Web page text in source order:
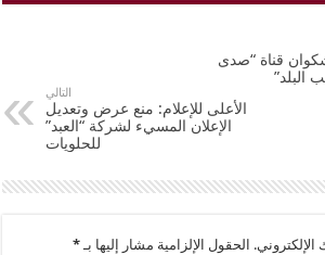
قناة “صدى
البلد”
التالي
الأعلى للإعلام: منع عرض وتعديل
الإعلان المسيء لشركة “العبد”
للحلويات
الحقول الإلزامية مشار إليها بـ*